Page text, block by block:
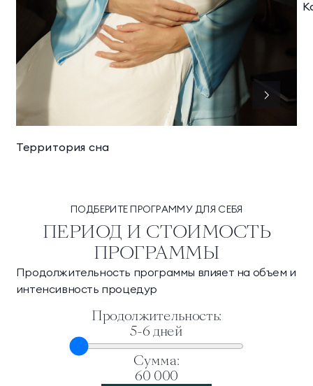
Территория сна
ПОДБЕРИТЕ ПРОГРАММУ ДЛЯ СЕБЯ
ПЕРИОД И СТОИМОСТЬ
ПРОГРАММЫ
Продолжительность программы влияет на объем и
интенсивность процедур
Продолжительность:
5-6 дней
Сумма:
60 000